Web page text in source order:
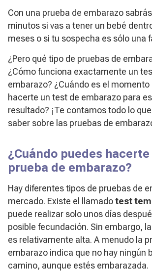
Con una prueba de embarazo
minutos si vas a tener un bebé
meses o si tu sospecha es sólo una
¿Pero qué tipo de pruebas de
¿Cómo funciona exactamente un
embarazo? ¿Cuándo es el
hacerte un test de embarazo para
resultado? ¡Te contamos todo lo
saber sobre las pruebas de
¿Cuándo puedes hacerte
prueba de embarazo?
Hay diferentes tipos de pruebas de
mercado. Existe el llamadotest
puede realizar solo unos días
posible fecundación. Sin embargo,
es relativamente alta. A menudo la
embarazo indica que no hay ningún
camino, aunque estés embarazada.